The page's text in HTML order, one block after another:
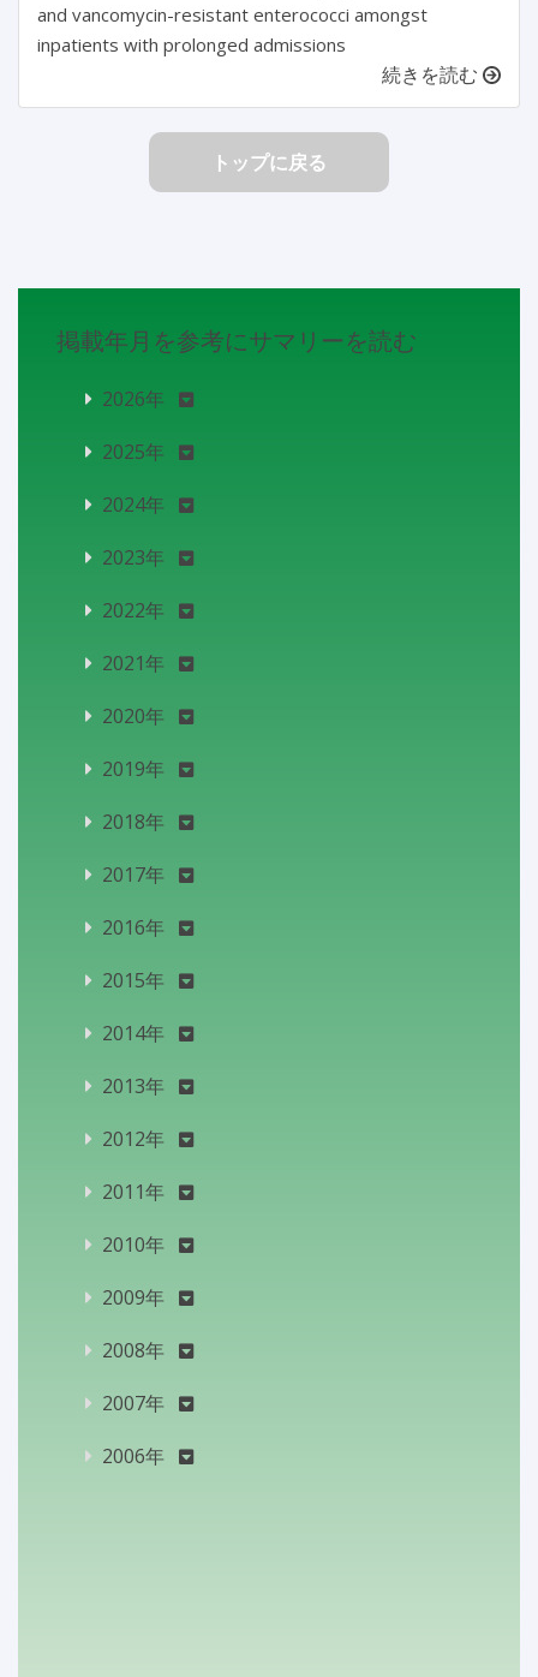
and vancomycin-resistant enterococci amongst
inpatients with prolonged admissions
続きを読む
トップに戻る
掲載年月を参考にサマリーを読む
2026年
2025年
2024年
2023年
2022年
2021年
2020年
2019年
2018年
2017年
2016年
2015年
2014年
2013年
2012年
2011年
2010年
2009年
2008年
2007年
2006年